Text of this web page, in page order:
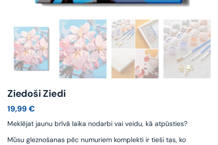
Ziedoši Ziedi
19,99€
Meklējat jaunu brīvā laika nodarbi vai veidu, kā atpūsties?
Mūsu gleznošanas pēc numuriem komplekti ir tieši tas, ko